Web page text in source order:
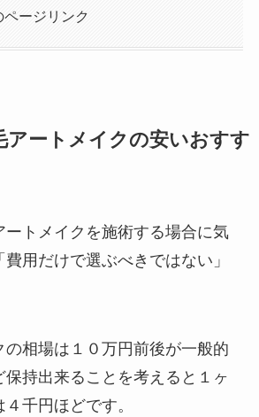
ページリンク
アートメイクの安いおすす
ートメイクを施術する場合に気
費用だけで選ぶべきではない」
の相場は１０万円前後が一般的
保持出来ることを考えると１ヶ
千円ほどです。